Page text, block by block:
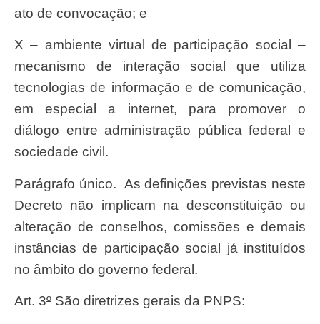
ato de convocação; e
X – ambiente virtual de participação social –
mecanismo de interação social que utiliza
tecnologias de informação e de comunicação,
em especial a internet, para promover o
diálogo entre administração pública federal e
sociedade civil.
Parágrafo único. As definições previstas neste
Decreto não implicam na desconstituição ou
alteração de conselhos, comissões e demais
instâncias de participação social já instituídos
no âmbito do governo federal.
Art. 3º São diretrizes gerais da PNPS: